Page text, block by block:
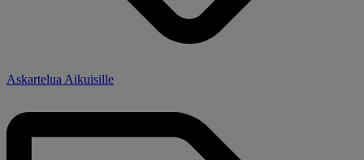
Askartelua Aikuisille